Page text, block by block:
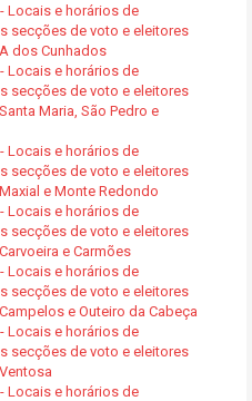
Locais e horários de
secções de voto e eleitores
dos Cunhados
Locais e horários de
secções de voto e eleitores
Maria, São Pedro e
Locais e horários de
secções de voto e eleitores
e Monte Redondo
Locais e horários de
secções de voto e eleitores
e Carmões
Locais e horários de
secções de voto e eleitores
e Outeiro da Cabeça
Locais e horários de
secções de voto e eleitores
Locais e horários de